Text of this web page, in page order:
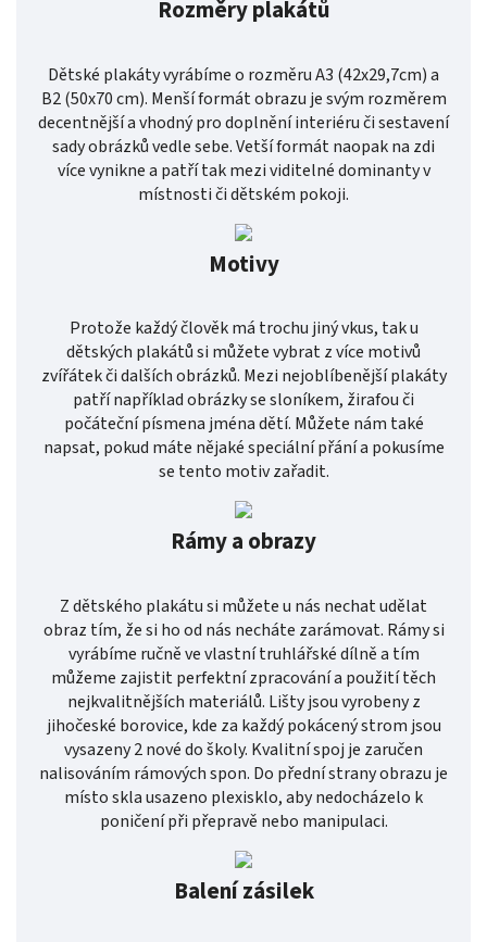
Rozměry plakátů
Dětské plakáty vyrábíme o rozměru A3 (42x29,7cm) a
B2 (50x70 cm). Menší formát obrazu je svým rozměrem
decentnější a vhodný pro doplnění interiéru či sestavení
sady obrázků vedle sebe. Vetší formát naopak na zdi
více vynikne a patří tak mezi viditelné dominanty v
místnosti či dětském pokoji.
Motivy
Protože každý člověk má trochu jiný vkus, tak u
dětských plakátů si můžete vybrat z více motivů
zvířátek či dalších obrázků. Mezi nejoblíbenější plakáty
patří například obrázky se sloníkem, žirafou či
počáteční písmena jména dětí. Můžete nám také
napsat, pokud máte nějaké speciální přání a pokusíme
se tento motiv zařadit.
Rámy a obrazy
Z dětského plakátu si můžete u nás nechat udělat
obraz tím, že si ho od nás necháte zarámovat. Rámy si
vyrábíme ručně ve vlastní truhlářské dílně a tím
můžeme zajistit perfektní zpracování a použití těch
nejkvalitnějších materiálů. Lišty jsou vyrobeny z
jihočeské borovice, kde za každý pokácený strom jsou
vysazeny 2 nové do školy. Kvalitní spoj je zaručen
nalisováním rámových spon. Do přední strany obrazu je
místo skla usazeno plexisklo, aby nedocházelo k
poničení při přepravě nebo manipulaci.
Balení zásilek